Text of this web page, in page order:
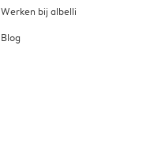
Werken bij albelli
Blog